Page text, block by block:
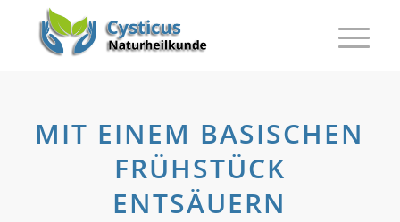
MIT EINEM BASISCHEN
FRÜHSTÜCK
ENTSÄUERN